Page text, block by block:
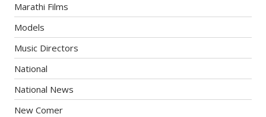
Marathi Films
Models
Music Directors
National
National News
New Comer